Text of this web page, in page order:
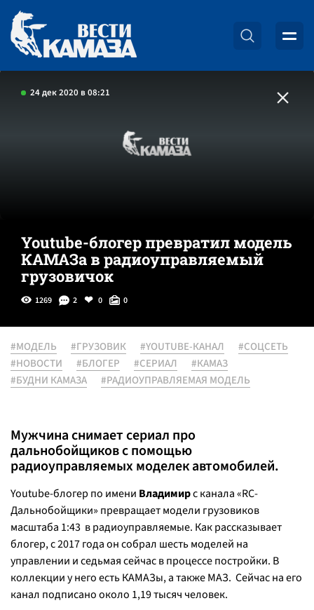
24 дек 2020 в 08:21
Youtube-блогер превратил модель
КАМАЗа в радиоуправляемый
грузовичок
1269 2 0 0
#МОДЕЛЬ #ГРУЗОВИК #YOUTUBE-КАНАЛ
#СОЦСЕТЬ
#НОВОСТИ
#БЛОГЕР #СЕРИАЛ
#КАМАЗ
#БУДНИ КАМАЗА
#РАДИОУПРАВЛЯЕМАЯ МОДЕЛЬ
Мужчина снимает сериал про
дальнобойщиков с помощью
радиоуправляемых моделек автомобилей.
Youtube-блогер по имени Владимирс канала «RC-
Дальнобойщики» превращает модели грузовиков
масштаба 1:43 в радиоуправляемые. Как рассказывает
блогер, с 2017 года он собрал шесть моделей на
управлении и седьмая сейчас в процессе постройки. В
коллекции у него есть КАМАЗы, а также МАЗ. Сейчас на его
канал подписано около 1,19 тысяч человек.